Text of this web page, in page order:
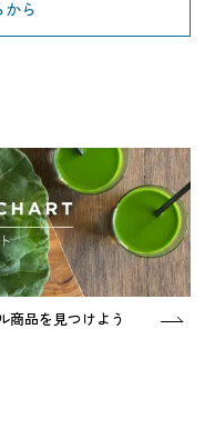
から
商品を見つけよう